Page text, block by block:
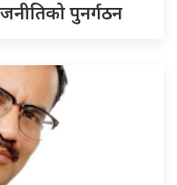
पुनर्गठन